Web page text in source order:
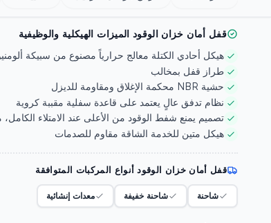
قفل أمان خزان الوقود الميزات الهيكلية والوظيفية
هيكل أحادي الكتلة معالج حرارياً مصنوع من سبيكة
طراز قفل بمخالب
حشية NBR محكمة الإغلاق ومقاومة للديزل
نظام تدفق عالٍ يعتمد على قاعدة سفلية مقببة كروية
تصميم يمنع شفط الوقود من الأعلى عند الامتلاء
هيكل متين للخدمة الشاقة مقاوم للصدمات
قفل أمان خزان الوقود أنواع المركبات المتوافقة
شاحنة شاحنة خفيفة معدات إنشائية